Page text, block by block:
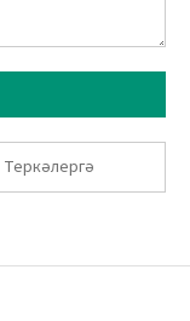
Теркәлергә